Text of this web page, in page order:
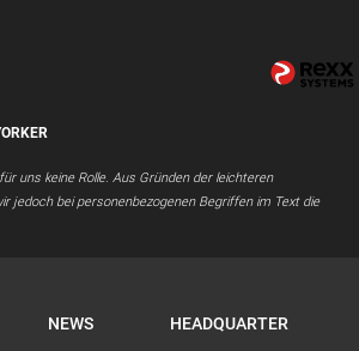
uns keine Rolle. Aus Gründen der leichteren
jedoch bei personenbezogenen Begriffen im Text die
NEWS HEADQUARTER